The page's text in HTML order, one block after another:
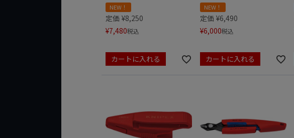
NEW！
定価 ¥8,250
¥7,480税込
カートに入れる
NEW！
定価 ¥6,490
¥6,000税込
カートに入れる